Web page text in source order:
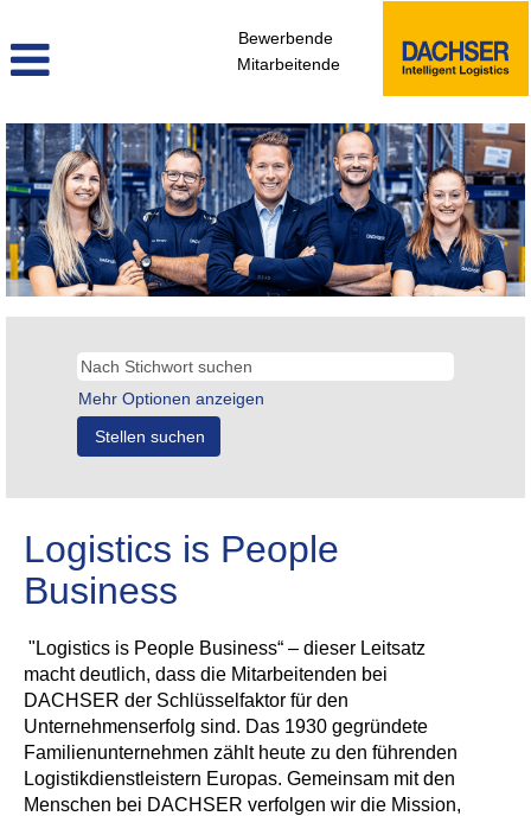
Bewerbende
Mitarbeitende
Mehr Optionen anzeigen
Logistics is People
Business
"Logistics is People Business“ – dieser Leitsatz
macht deutlich, dass die Mitarbeitenden bei
DACHSER der Schlüsselfaktor für den
Unternehmenserfolg sind. Das 1930 gegründete
Familienunternehmen zählt heute zu den führenden
Logistikdienstleistern Europas. Gemeinsam mit den
Menschen bei DACHSER verfolgen wir die Mission,